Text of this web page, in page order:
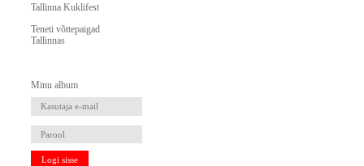
Tallinna Kuklifest
Teneti võttepaigad
Tallinnas
Minu album
Logi sisse